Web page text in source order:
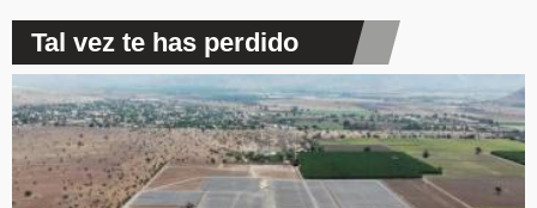
Tal vez te has perdido